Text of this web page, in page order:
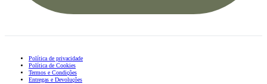
Política de privacidade
Política de Cookies
Termos e Condições
Entregas e Devoluções